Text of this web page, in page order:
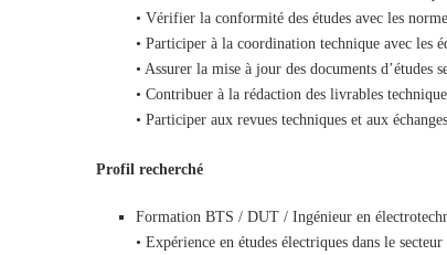
• Vérifier la conformité des études avec les
• Participer à la coordination technique avec les
• Assurer la mise à jour des documents d’études
• Contribuer à la rédaction des livrables
• Participer aux revues techniques et aux
Profil recherché
Formation BTS / DUT / Ingénieur en
• Expérience en études électriques dans le